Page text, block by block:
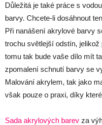
Důležitá je také práce s
barvy. Chcete-li dosáhnout
Při nanášení akrylové barvy
trochu světlejší odstín,
tomu tak bude vaše dílo mít
zpomalení schnutí barvy se
Malování akrylem, tak jako
však pouze o praxi, díky
Sada akrylových barev za